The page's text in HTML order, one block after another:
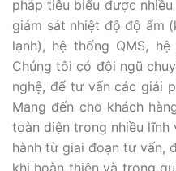
pháp tiêu biểu được
giám sát nhiệt độ độ ẩm
lạnh), hệ thống QMS,
Chúng tôi có đội ngũ
nghệ, để tư vấn các giải
Mang đến cho khách
toàn diện trong nhiều lĩnh
hành từ giai đoạn tư vấn,